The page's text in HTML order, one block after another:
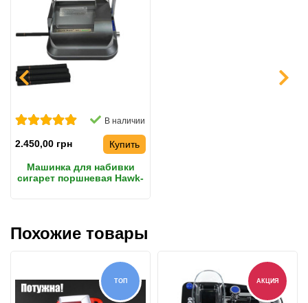
В наличии
2.450,00 грн Купить
Машинка для набивки
сигарет поршневая Hawk-
Похожие товары
ТОП АКЦИЯ